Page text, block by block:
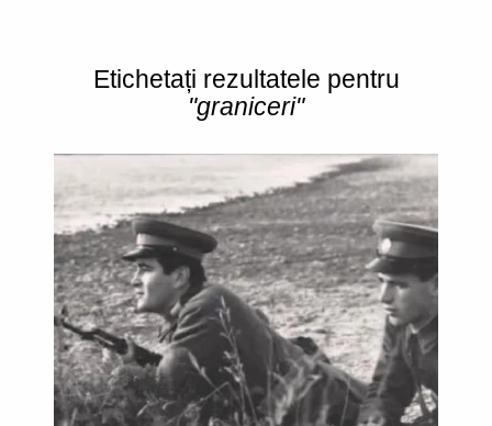
Etichetați rezultatele pentru
"graniceri"